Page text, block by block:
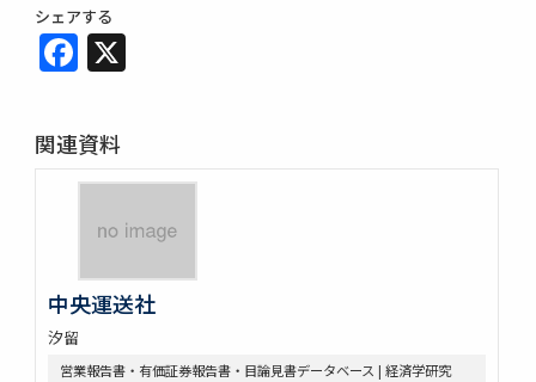
シェアする
Facebook
関連資料
中央運送社
汐留
営業報告書・有価証券報告書・目論見書データベース | 経済学研究